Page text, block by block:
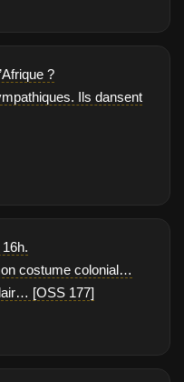
?
Ils dansent
costume colonial…
[OSS 177]